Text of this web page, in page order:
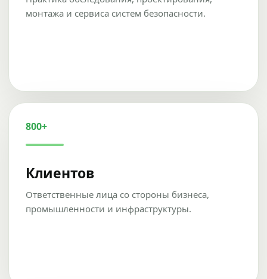
монтажа и сервиса систем безопасности.
800+
Клиентов
Ответственные лица со стороны бизнеса,
промышленности и инфраструктуры.